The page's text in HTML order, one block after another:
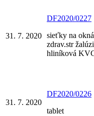
31. 7. 2020
DF2020/0227
sieťky na okná
zdrav.str
hliníková
31. 7. 2020
DF2020/0226
tablet